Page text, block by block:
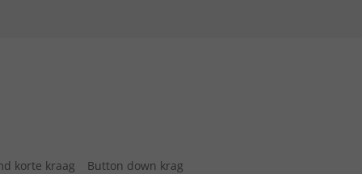
korte kraag Button down krag